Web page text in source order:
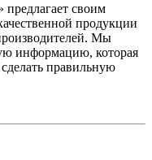
своим
продукции
Мы
информацию, которая
правильную